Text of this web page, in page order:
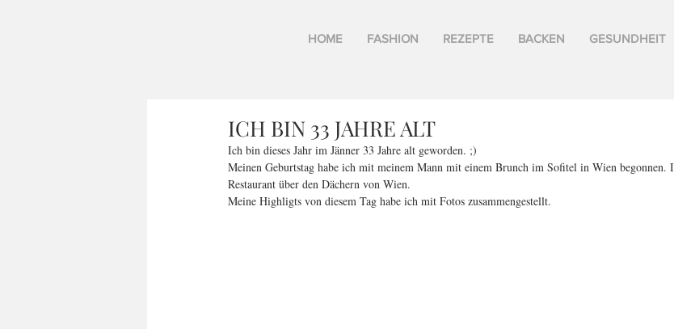
HOME FASHION REZEPTE BACKEN GESUNDHEIT
ICH BIN 33 JAHRE ALT
Ich bin dieses Jahr im Jänner 33 Jahre alt geworden. ;)
Meinen Geburtstag habe ich mit meinem Mann mit einem Brunch im Sofitel in Wien begonnen.
Restaurant über den Dächern von Wien.
Meine Highligts von diesem Tag habe ich mit Fotos zusammengestellt.